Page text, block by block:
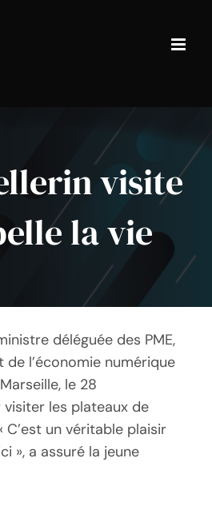
visite
la vie
déléguée des PME,
de l’économie numérique
le 28
les plateaux de
C’est un véritable plaisir
», a assuré la jeune